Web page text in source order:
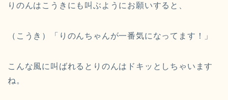
りのんはこうきにも叫ぶようにお願いすると、
（こうき）「りのんちゃんが一番気になってます！」
こんな風に叫ばれるとりのんはドキッとしちゃいます
ね。